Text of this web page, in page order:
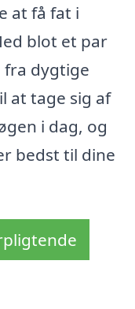
at få fat i
blot et par
fra dygtige
at tage sig af
i dag, og
bedst til dine